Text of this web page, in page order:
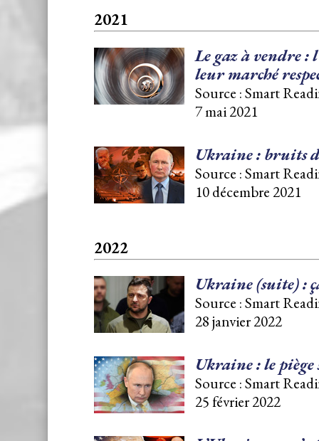
2021
Le gaz à vendre
leur marché
Source : Smart
7 mai 2021
Ukraine : bruits
Source : Smart
10 décembre 2021
2022
Ukraine (suite) :
Source : Smart
28 janvier 2022
Ukraine : le
Source : Smart
25 février 2022